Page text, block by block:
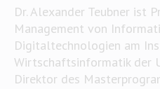
Dr. Alexander Teubner ist
Management von
Digitaltechnologien am
Wirtschaftsinformatik der
Direktor des